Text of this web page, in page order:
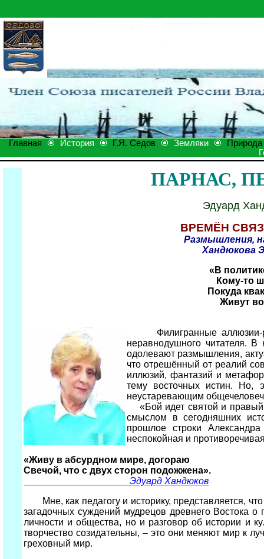
Главная История Г.Я. Седов Земляки
Природа
ПАРНАС,
Эдуард
ВРЕМЁН
Размышления,
Хандюкова
«В
Кому-то
Покуда
Живут
Филигранные аллюзии-
неравнодушного читателя.
одолевают размышления,
что отрешённый от реалий
иллюзий, фантазий и
тему восточных истин. Но,
неустаревающим
«Бой идет святой и
смыслом в сегодняшних
прошлое строки
неспокойная и
«Живу в абсурдном мире, догораю
Свечой, что с двух сторон подожжена».
Эдуард Хандюков
Мне, как педагогу и историку, представляется,
загадочных суждений мудрецов древнего Востока о
личности и общества, но и разговор об истории и
творчество созидательны, – это они меняют мир к
греховный мир.